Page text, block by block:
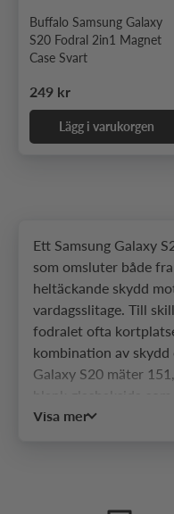
Buffalo Samsung Galaxy
S20 Fodral 2in1 Magnet
Case Svart
Ordinarie pris
249 kr
Lägg i varukorgen
Ett Samsung Galaxy
som omsluter både
heltäckande skydd
vardagsslitage. Till
fodralet ofta
kombination av
Galaxy S20 mäter
kameramodul i övre
Visa mer